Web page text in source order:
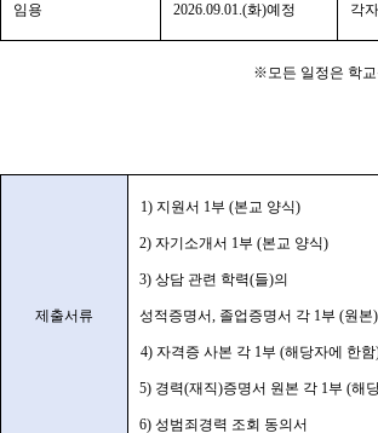
임용 2026.09.01.(화)예정 각
※모든 일정은 학
제출서류
1) 지원서 1부 (본교 양식)
2)자기소개서 1부(본교 양식)
3)상담 관련 학력(들)의
성적증명서, 졸업증명서 각 1부(원본)
4) 자격증 사본 각 1부 (해당자에 한함
5) 경력(재직)증명서 원본 각 1부(해
6)성범죄경력 조회 동의서